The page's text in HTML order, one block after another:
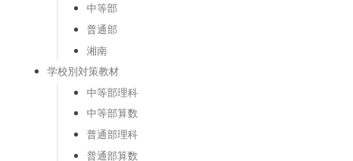
中等部
普通部
湘南
学校別対策教材
中等部理科
中等部算数
普通部理科
普通部算数